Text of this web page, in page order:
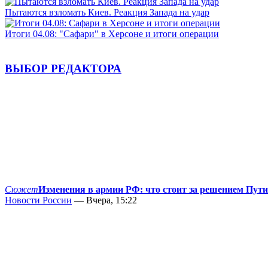
Пытаются взломать Киев. Реакция Запада на удар
Итоги 04.08: "Сафари" в Херсоне и итоги операции
ВЫБОР РЕДАКТОРА
СюжетИзменения в армии РФ: что стоит за решением
Новости России — Вчера, 15:22